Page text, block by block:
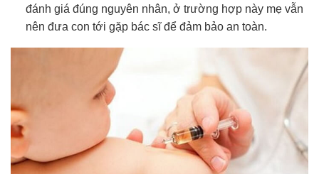
đánh giá đúng nguyên nhân, ở trường hợp này mẹ vẫn
nên đưa con tới gặp bác sĩ để đảm bảo an toàn.